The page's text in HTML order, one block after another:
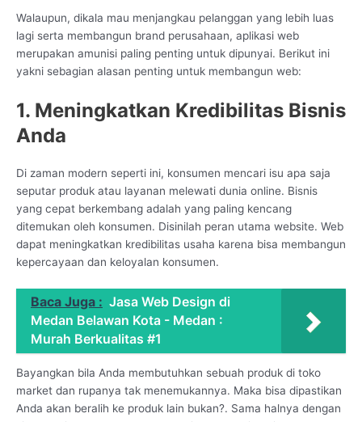
Walaupun, dikala mau menjangkau pelanggan yang lebih luas
lagi serta membangun brand perusahaan, aplikasi web
merupakan amunisi paling penting untuk dipunyai. Berikut ini
yakni sebagian alasan penting untuk membangun web:
1. Meningkatkan Kredibilitas Bisnis
Anda
Di zaman modern seperti ini, konsumen mencari isu apa saja
seputar produk atau layanan melewati dunia online. Bisnis
yang cepat berkembang adalah yang paling kencang
ditemukan oleh konsumen. Disinilah peran utama website. Web
dapat meningkatkan kredibilitas usaha karena bisa membangun
kepercayaan dan keloyalan konsumen.
Baca Juga : Jasa Web Design di
Medan Belawan Kota - Medan :
Murah Berkualitas #1
Bayangkan bila Anda membutuhkan sebuah produk di toko
market dan rupanya tak menemukannya. Maka bisa dipastikan
Anda akan beralih ke produk lain bukan?. Sama halnya dengan